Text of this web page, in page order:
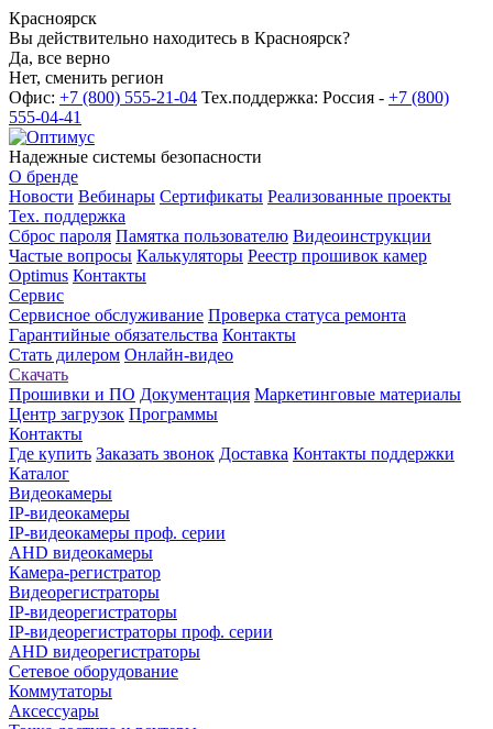
Красноярск
Вы действительно находитесь в Красноярск?
Да, все верно
Нет, сменить регион
Офис: +7 (800) 555-21-04 Тех.поддержка: Россия - +7 (800)
555-04-41
Надежные системы безопасности
О бренде
Новости Вебинары Сертификаты Реализованные проекты
Тех. поддержка
Сброс пароля Памятка пользователю Видеоинструкции
Частые вопросы Калькуляторы Реестр прошивок камер
Optimus Контакты
Сервис
Сервисное обслуживание Проверка статуса ремонта
Гарантийные обязательства Контакты
Стать дилером Онлайн-видео
Скачать
Прошивки и ПО Документация Маркетинговые материалы
Центр загрузок Программы
Контакты
Где купить Заказать звонок Доставка Контакты поддержки
Каталог
Видеокамеры
IP-видеокамеры
IP-видеокамеры проф. серии
AHD видеокамеры
Камера-регистратор
Видеорегистраторы
IP-видеорегистраторы
IP-видеорегистраторы проф. серии
AHD видеорегистраторы
Сетевое оборудование
Коммутаторы
Аксессуары